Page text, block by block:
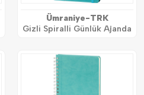
Ümraniye-TRK
Gizli Spiralli Günlük Ajanda